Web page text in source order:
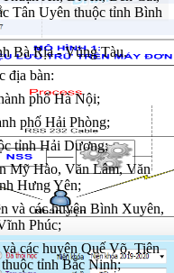
Tân Uyên thuộc tỉnh Bình
Bà Rịa - Vũng Tàu.
địa bàn:
phố Hà Nội;
phố Hải Phòng;
tỉnh Hải Dương;
Mỹ Hào, Văn Lâm, Văn
Hưng Yên;
và các huyện Bình Xuyên,
Phúc;
các huyện Quế Võ, Tiên
tỉnh Bắc Ninh;